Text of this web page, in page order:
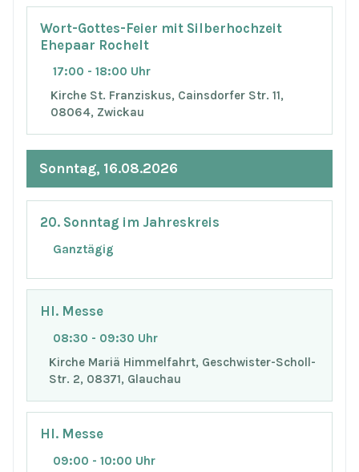
Wort-Gottes-Feier mit Silberhochzeit
Ehepaar Rochelt
17:00 - 18:00 Uhr
Kirche St. Franziskus, Cainsdorfer Str. 11,
08064, Zwickau
Sonntag, 16.08.2026
20. Sonntag im Jahreskreis
Ganztägig
Hl. Messe
08:30 - 09:30 Uhr
Kirche Mariä Himmelfahrt, Geschwister-Scholl-
Str. 2, 08371, Glauchau
Hl. Messe
09:00 - 10:00 Uhr